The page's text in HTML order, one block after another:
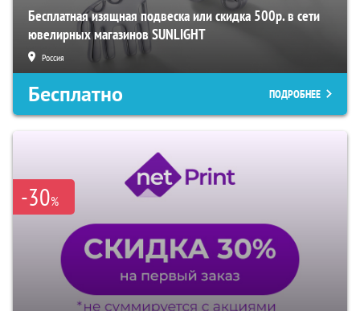
Бесплатная изящная подвеска или скидка 500р. в сети
ювелирных магазинов SUNLIGHT
Россия
Бесплатно ПОДРОБНЕЕ
-30%